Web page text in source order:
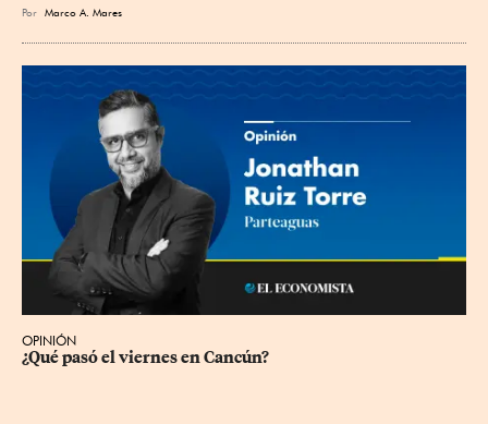
Por Marco A. Mares
OPINIÓN
¿Qué pasó el viernes en Cancún?